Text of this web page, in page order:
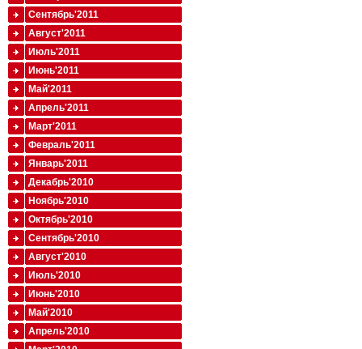
Сентябрь'2011
Август'2011
Июль'2011
Июнь'2011
Май'2011
Апрель'2011
Март'2011
Февраль'2011
Январь'2011
Декабрь'2010
Ноябрь'2010
Октябрь'2010
Сентябрь'2010
Август'2010
Июль'2010
Июнь'2010
Май'2010
Апрель'2010